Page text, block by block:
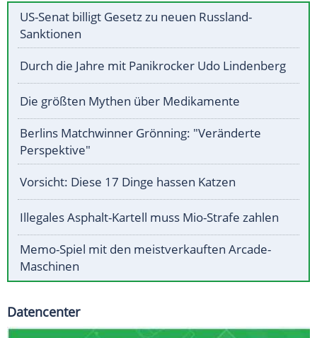
US-Senat billigt Gesetz zu neuen Russland-
Sanktionen
Durch die Jahre mit Panikrocker Udo Lindenberg
Die größten Mythen über Medikamente
Berlins Matchwinner Grönning: "Veränderte
Perspektive"
Vorsicht: Diese 17 Dinge hassen Katzen
Illegales Asphalt-Kartell muss Mio-Strafe zahlen
Memo-Spiel mit den meistverkauften Arcade-
Maschinen
Datencenter